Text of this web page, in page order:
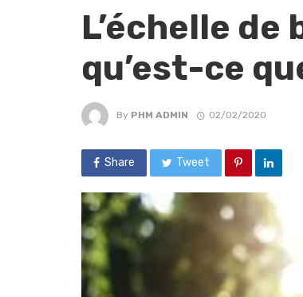
L’échelle
qu’est-ce
By PHM ADMIN 02/02/2020
Share Tweet